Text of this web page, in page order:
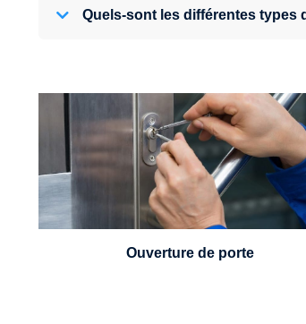
Quels-sont les différentes types
Vous avez perdu vos clés ou la porte
refermée derrière vous ? Un serrurier
disponible 24h/7.
Ouverture de porte